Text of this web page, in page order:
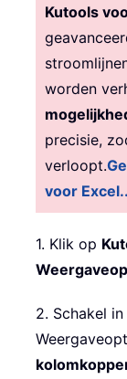
Kutools
worden
precisie,
verloopt.
voor
1. Klik op
2. Schakel